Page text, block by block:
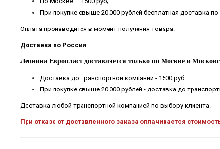
При покупке свыше 20.000 рублей бесплатная доставка
Оплата производится в момент получения товара.
Доставка по России
Лепнина Европласт доставляется только по Москве и
Доставка до транспортной компании - 1500 руб
При покупке свыше 20.000 рублей - доставка до
Доставка любой транспортной компанией по выбору клиента.
При отказе от доставленного заказа оплачивается